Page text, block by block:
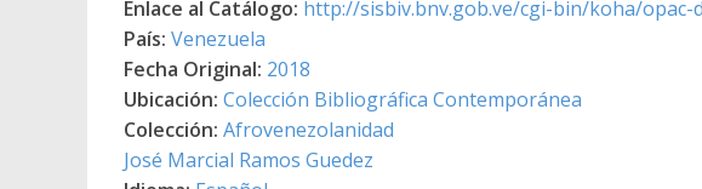
Enlace al Catálogo: http://sisbiv.bnv.gob.ve/cgi-bin/koha/opac-
País: Venezuela
Fecha Original: 2018
Ubicación: Colección Bibliográfica Contemporánea
Colección: Afrovenezolanidad
José Marcial Ramos Guedez